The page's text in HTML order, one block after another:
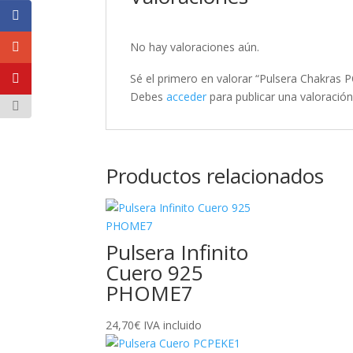
No hay valoraciones aún.
Sé el primero en valorar “Pulsera Chakras
Debesacceder para publicar una
Productos relacionados
Pulsera Infinito
Cuero 925
PHOME7
24,70€ IVA incluido